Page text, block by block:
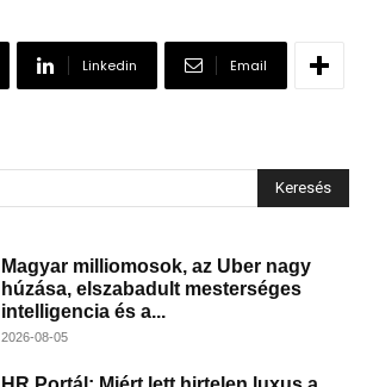
Linkedin Email
Keresés
Magyar milliomosok, az Uber nagy
húzása, elszabadult mesterséges
intelligencia és a...
2026-08-05